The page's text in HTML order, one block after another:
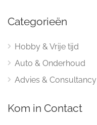
Categorieën
Hobby & Vrije tijd
Auto & Onderhoud
Advies & Consultancy
Kom in Contact